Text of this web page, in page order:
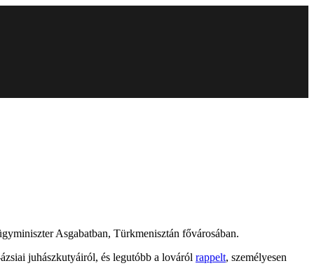
Asgabatban, Türkmenisztán fővárosában.
juhászkutyáiról, és legutóbb a lováról rappelt, személyesen